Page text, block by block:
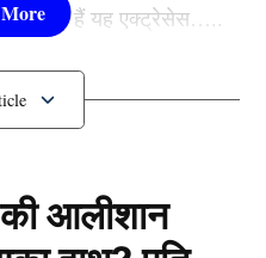
कौन हैं यह एक्ट्रेसेस…..
यह हसीनाएं?
आलीशान